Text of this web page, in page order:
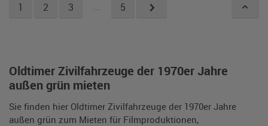
Oldtimer Zivilfahrzeuge der 1970er Jahre
außen grün mieten
Sie finden hier Oldtimer Zivilfahrzeuge der 1970er Jahre
außen grün zum Mieten für Filmproduktionen,
1 2 3 ... 5